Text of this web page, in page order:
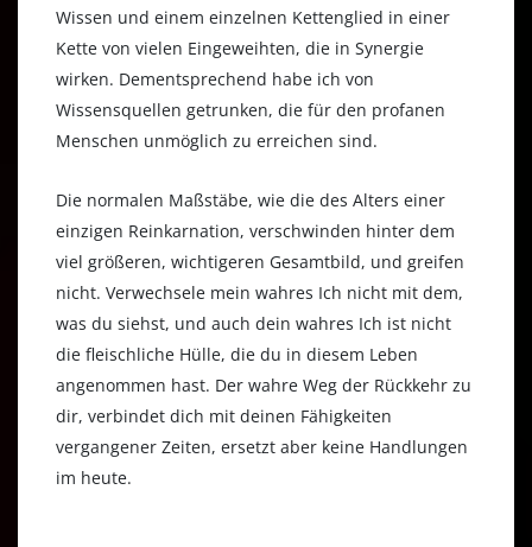
Wissen und einem einzelnen Kettenglied in einer
Kette von vielen Eingeweihten, die in Synergie
wirken. Dementsprechend habe ich von
Wissensquellen getrunken, die für den profanen
Menschen unmöglich zu erreichen sind.
Die normalen Maßstäbe, wie die des Alters einer
einzigen Reinkarnation, verschwinden hinter dem
viel größeren, wichtigeren Gesamtbild, und greifen
nicht. Verwechsele mein wahres Ich nicht mit dem,
was du siehst, und auch dein wahres Ich ist nicht
die fleischliche Hülle, die du in diesem Leben
angenommen hast. Der wahre Weg der Rückkehr zu
dir, verbindet dich mit deinen Fähigkeiten
vergangener Zeiten, ersetzt aber keine Handlungen
im heute.